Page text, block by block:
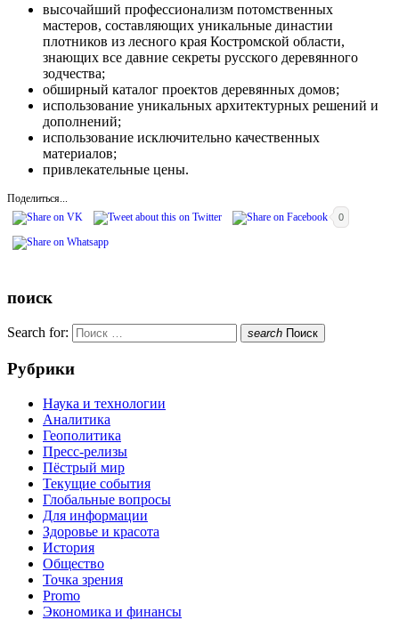
высочайший профессионализм потомственных
мастеров, составляющих уникальные династии
плотников из лесного края Костромской области,
знающих все давние секреты русского деревянного
зодчества;
обширный каталог проектов деревянных домов;
использование уникальных архитектурных решений и
дополнений;
использование исключительно качественных
материалов;
привлекательные цены.
Поделиться...
0
поиск
Search for: search Поиск
Рубрики
Наука и технологии
Аналитика
Геополитика
Пресс-релизы
Пёстрый мир
Текущие события
Глобальные вопросы
Для информации
Здоровье и красота
История
Общество
Точка зрения
Promo
Экономика и финансы